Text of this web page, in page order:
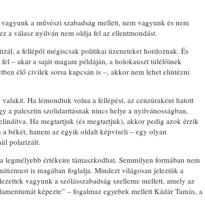
a művészi szabadság mellett, nem vagyunk és nem
a válasz nyilván nem oldja fel az ellentmondást.
a fellépői mégiscsak politikai üzeneteket hordoznak. És
– akár a saját magam példáján, a holokauszt túlélőinek
élő civilek sorsa kapcsán is –, akkor nem lehet elintézni
Ha lemondtuk volna a fellépést, az cenzúraként hatott
a palesztin szolidaritásnak nincs helye a nyilvánosságban,
Ha megtartjuk (és megtartjuk), akkor pedig azok érzik
békét, hanem az egyik oldalt képviseli – egy olyan
polarizált.
legmélyebb értékeire támaszkodhat. Semmilyen formában nem
is magában foglalja. Mindezt világosan jeleztük a
vagyunk a szólásszabadság szelleme mellett, amely az
képezte” – fogalmaz egyebek mellett Kádár Tamás, a